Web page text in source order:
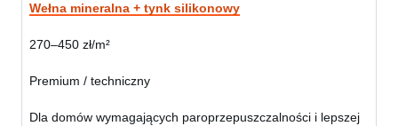
Wełna mineralna + tynk silikonowy
270–450 zł/m²
Premium / techniczny
Dla domów wymagających paroprzepuszczalności i lepszej